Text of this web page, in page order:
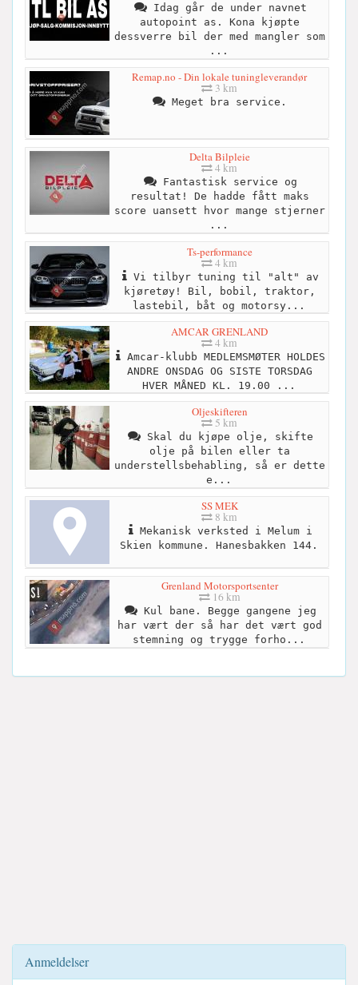
Idag går de under navnet
autopoint as. Kona kjøpte
dessverre bil der med mangler som
...
Remap.no - Din lokale tuningleverandør
3 km
Meget bra service.
Delta Bilpleie
4 km
Fantastisk service og
resultat! De hadde fått maks
score uansett hvor mange stjerner
...
Ts-performance
4 km
Vi tilbyr tuning til "alt" av
kjøretøy! Bil, bobil, traktor,
lastebil, båt og motorsy...
AMCAR GRENLAND
4 km
Amcar-klubb MEDLEMSMØTER HOLDES
ANDRE ONSDAG OG SISTE TORSDAG
HVER MÅNED KL. 19.00 ...
Oljeskifteren
5 km
Skal du kjøpe olje, skifte
olje på bilen eller ta
understellsbehabling, så er dette
e...
SS MEK
8 km
Mekanisk verksted i Melum i
Skien kommune. Hanesbakken 144.
Grenland Motorsportsenter
16 km
Kul bane. Begge gangene jeg
har vært der så har det vært god
stemning og trygge forho...
Anmeldelser